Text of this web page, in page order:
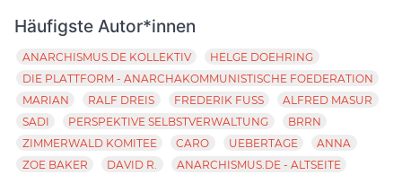
Häufigste Autor*innen
ANARCHISMUS.DE KOLLEKTIV
HELGE DOEHRING
DIE PLATTFORM - ANARCHAKOMMUNISTISCHE FOEDERATION
MARIAN
RALF DREIS FREDERIK FUSS
ALFRED MASUR
SADI
PERSPEKTIVE SELBSTVERWALTUNG
BRRN
ZIMMERWALD KOMITEE
CARO UEBERTAGE
ANNA
ZOE BAKER
DAVID R.
ANARCHISMUS.DE - ALTSEITE